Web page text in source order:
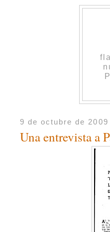
9 de octubre de 2009
Una entrevista a